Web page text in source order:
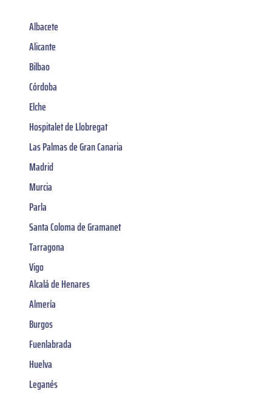
Albacete
Alicante
Bilbao
Córdoba
Elche
Hospitalet de Llobregat
Las Palmas de Gran Canaria
Madrid
Murcia
Parla
Santa Coloma de Gramanet
Tarragona
Vigo
Alcalá de Henares
Almería
Burgos
Fuenlabrada
Huelva
Leganés